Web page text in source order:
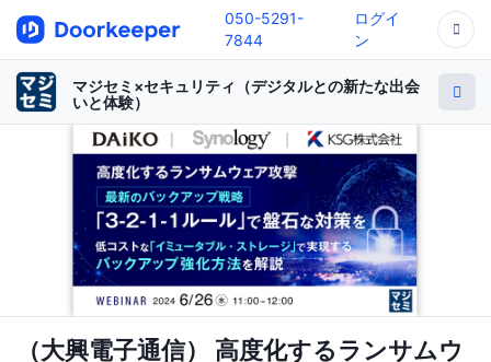
050-5291-
7844
ログイ
ン
マジセミ×セキュリティ（デジタルとの新たな出会
いと体験）
（大興電子通信） 高度化するランサムウ